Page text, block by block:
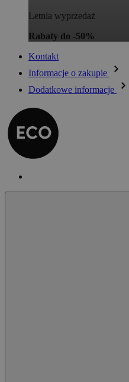
Letnia wyprzedaż
Rabaty do -50%
Kontakt
Informacje o zakupie
Dodatkowe informacje